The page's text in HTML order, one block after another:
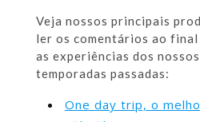
Veja nossos principais
ler os comentários ao final
as experiências dos
temporadas passadas:
One day trip, o